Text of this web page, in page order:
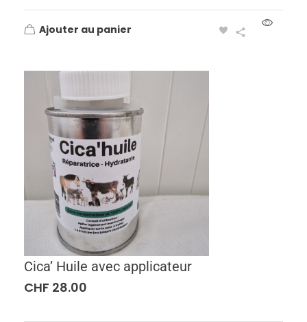
Ajouter au panier
Cica’ Huile avec applicateur
CHF 28.00